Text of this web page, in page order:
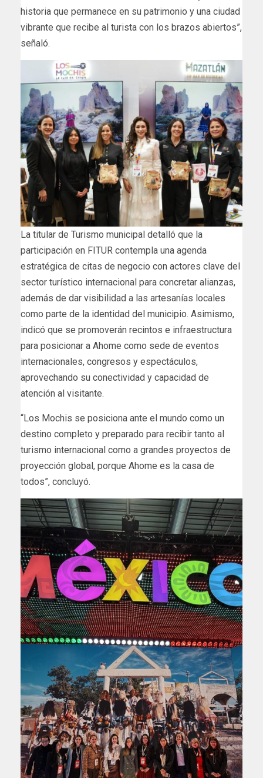
historia que permanece en su patrimonio y una ciudad
vibrante que recibe al turista con los brazos abiertos”,
señaló.
La titular de Turismo municipal detalló que la
participación en FITUR contempla una agenda
estratégica de citas de negocio con actores clave del
sector turístico internacional para concretar alianzas,
además de dar visibilidad a las artesanías locales
como parte de la identidad del municipio. Asimismo,
indicó que se promoverán recintos e infraestructura
para posicionar a Ahome como sede de eventos
internacionales, congresos y espectáculos,
aprovechando su conectividad y capacidad de
atención al visitante.
“Los Mochis se posiciona ante el mundo como un
destino completo y preparado para recibir tanto al
turismo internacional como a grandes proyectos de
proyección global, porque Ahome es la casa de
todos”, concluyó.